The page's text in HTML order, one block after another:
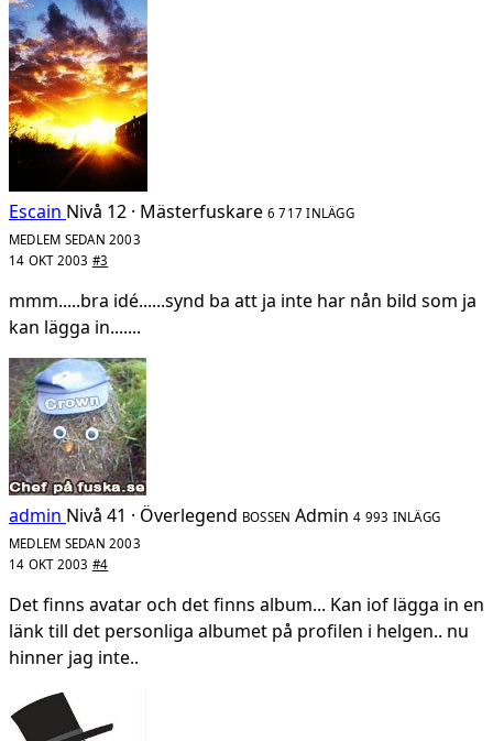
Escain Nivå 12 · Mästerfuskare 6 717 INLÄGG
MEDLEM SEDAN 2003
14 OKT 2003 #3
mmm.....bra idé......synd ba att ja inte har nån bild som ja
kan lägga in.......
admin Nivå 41 · Överlegend BOSSEN Admin 4 993 INLÄGG
MEDLEM SEDAN 2003
14 OKT 2003 #4
Det finns avatar och det finns album... Kan iof lägga in en
länk till det personliga albumet på profilen i helgen.. nu
hinner jag inte..